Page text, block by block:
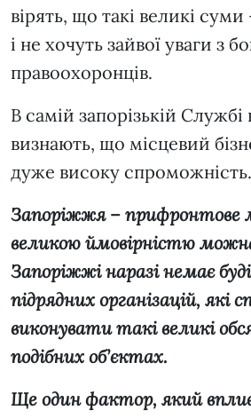
вірять, що такі великі суми
і не хочуть зайвої уваги з
правоохоронців.
В самій запорізькій Службі
визнають, що місцевий
дуже високу спроможність.
Запоріжжя – прифронтове
великою ймовірністю
Запоріжжі наразі немає
підрядних організацій, які
виконувати такі великі
подібних об’єктах.
Ще один фактор, який